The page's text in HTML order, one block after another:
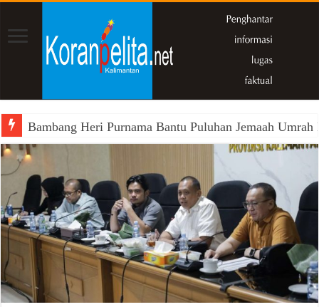
Bambang Heri Purnama Bantu Puluhan Jemaah